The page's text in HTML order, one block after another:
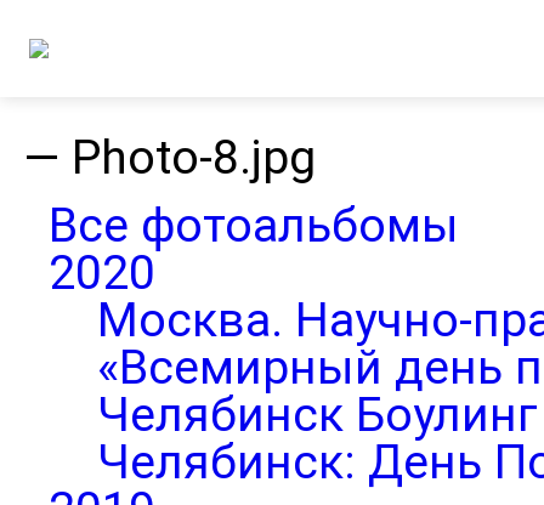
— Photo-8.jpg
Все фотоальбомы
2020
Москва. Научно-
«Всемирный день
Челябинск
Челябинск: День